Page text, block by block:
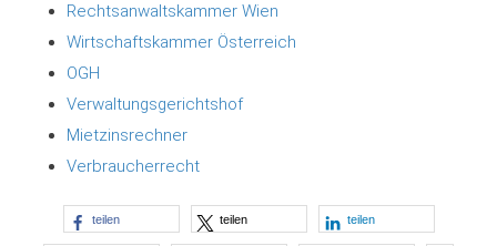
Rechtsanwaltskammer Wien
Wirtschaftskammer Österreich
OGH
Verwaltungsgerichtshof
Mietzinsrechner
Verbraucherrecht
teilen teilen teilen